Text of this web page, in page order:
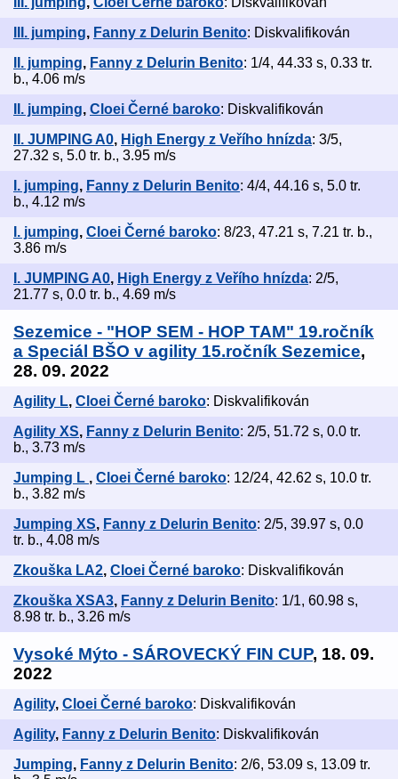
III. jumping, Fanny z Delurin Benito: Diskvalifikován
II. jumping, Fanny z Delurin Benito: 1/4, 44.33 s, 0.33 tr.
b., 4.06 m/s
II. jumping, Cloei Černé baroko: Diskvalifikován
II. JUMPING A0, High Energy z Veřího hnízda: 3/5,
27.32 s, 5.0 tr. b., 3.95 m/s
I. jumping, Fanny z Delurin Benito: 4/4, 44.16 s, 5.0 tr.
b., 4.12 m/s
I. jumping, Cloei Černé baroko: 8/23, 47.21 s, 7.21 tr. b.,
3.86 m/s
I. JUMPING A0, High Energy z Veřího hnízda: 2/5,
21.77 s, 0.0 tr. b., 4.69 m/s
Sezemice - "HOP SEM - HOP TAM" 19.ročník
a Speciál BŠO v agility 15.ročník Sezemice,
28. 09. 2022
Agility L, Cloei Černé baroko: Diskvalifikován
Agility XS, Fanny z Delurin Benito: 2/5, 51.72 s, 0.0 tr.
b., 3.73 m/s
Jumping L , Cloei Černé baroko: 12/24, 42.62 s, 10.0 tr.
b., 3.82 m/s
Jumping XS, Fanny z Delurin Benito: 2/5, 39.97 s, 0.0
tr. b., 4.08 m/s
Zkouška LA2, Cloei Černé baroko: Diskvalifikován
Zkouška XSA3, Fanny z Delurin Benito: 1/1, 60.98 s,
8.98 tr. b., 3.26 m/s
Vysoké Mýto - SÁROVECKÝ FIN CUP, 18. 09.
2022
Agility, Cloei Černé baroko: Diskvalifikován
Agility, Fanny z Delurin Benito: Diskvalifikován
Jumping, Fanny z Delurin Benito: 2/6, 53.09 s, 13.09 tr.